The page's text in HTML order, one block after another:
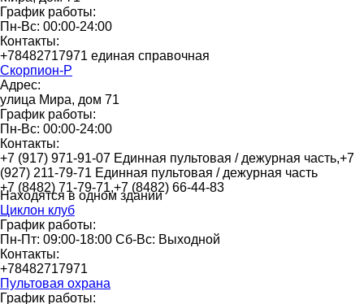
График работы:
Пн-Вс: 00:00-24:00
Контакты:
+78482717971 единая справочная
Скорпион-Р
Адрес:
улица Мира, дом 71
График работы:
Пн-Вс: 00:00-24:00
Контакты:
+7 (917) 971-91-07 Единная пультовая / дежурная часть,+7
(927) 211-79-71 Единная пультовая / дежурная часть
+7 (8482) 71-79-71,+7 (8482) 66-44-83
Находятся в одном здании
Циклон клуб
График работы:
Пн-Пт: 09:00-18:00 Сб-Вс: Выходной
Контакты:
+78482717971
Пультовая охрана
График работы: